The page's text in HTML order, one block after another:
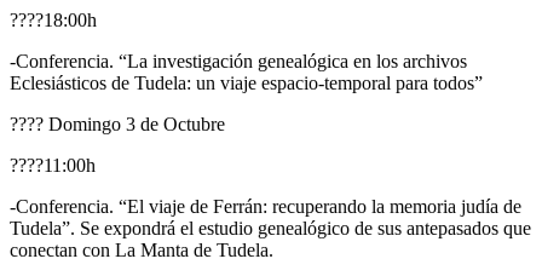
????18:00h
-Conferencia. “La investigación genealógica en los archivos
Eclesiásticos de Tudela: un viaje espacio-temporal para todos”
???? Domingo 3 de Octubre
????11:00h
-Conferencia. “El viaje de Ferrán: recuperando la memoria judía de
Tudela”. Se expondrá el estudio genealógico de sus antepasados que
conectan con La Manta de Tudela.